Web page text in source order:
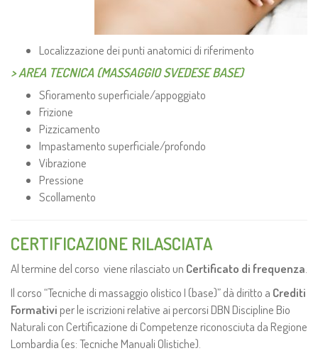
Localizzazione dei punti anatomici di riferimento
> AREA TECNICA (MASSAGGIO SVEDESE BASE)
Sfioramento superficiale/appoggiato
Frizione
Pizzicamento
Impastamento superficiale/profondo
Vibrazione
Pressione
Scollamento
CERTIFICAZIONE RILASCIATA
Al termine del corso viene rilasciato un Certificato di frequenza
Il corso “Tecniche di massaggio olistico I (base)” dà diritto a Crediti
Formativi per le iscrizioni relative ai percorsi DBN Discipline Bio
Naturali con Certificazione di Competenze riconosciuta da Regione
Lombardia (es: Tecniche Manuali Olistiche).